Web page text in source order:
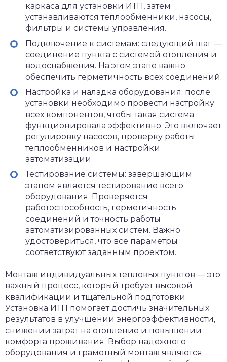
каркаса для установки ИТП, затем
устанавливаются теплообменники, насосы,
фильтры и системы управления.
Подключение к системам: следующий шаг —
соединение пункта с системой отопления и
водоснабжения. На этом этапе важно
обеспечить герметичность всех соединений.
Настройка и наладка оборудования: после
установки необходимо провести настройку
всех компонентов, чтобы такая система
функционировала эффективно. Это включает
регулировку насосов, проверку работы
теплообменников и настройки
автоматизации.
Тестирование системы: завершающим
этапом является тестирование всего
оборудования. Проверяется
работоспособность, герметичность
соединений и точность работы
автоматизированных систем. Важно
удостовериться, что все параметры
соответствуют заданным проектом.
Монтаж индивидуальных тепловых пунктов — это
важный процесс, который требует высокой
квалификации и тщательной подготовки.
Установка ИТП помогает достичь значительных
результатов в улучшении энергоэффективности,
снижении затрат на отопление и повышении
комфорта проживания. Выбор надежного
оборудования и грамотный монтаж являются